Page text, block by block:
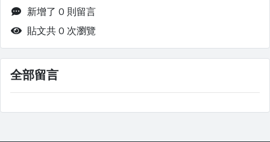
新增了 0 則留言
貼文共 0 次瀏覽
全部留言